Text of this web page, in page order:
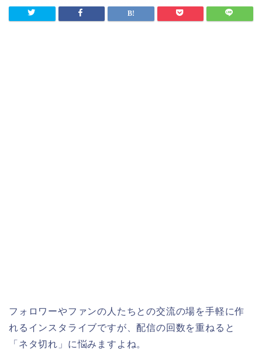
フォロワーやファンの人たちとの交流の場を手軽に作
れるインスタライブですが、配信の回数を重ねると
「ネタ切れ」に悩みますよね。